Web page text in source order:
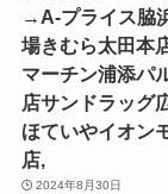
→A-プライス脇
場きむら太田本
マーチン浦添パ
店サンドラッグ
ほていやイオン
店,
2024年8月30日